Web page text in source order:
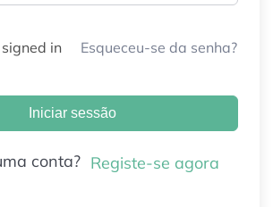
in Esqueceu-se da senha?
Iniciar sessão
conta? Registe-se agora